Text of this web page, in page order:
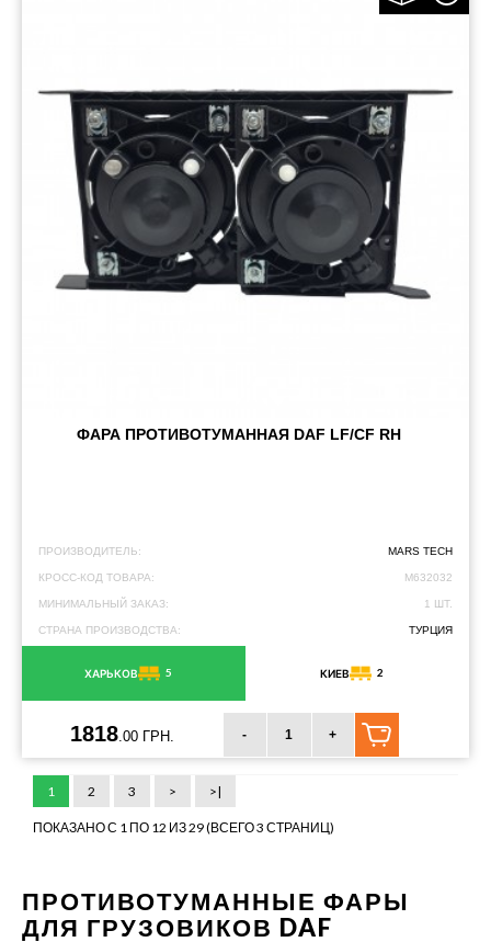
ФАРА ПРОТИВОТУМАННАЯ DAF LF/CF RH
ПРОИЗВОДИТЕЛЬ: MARS TECH
КРОСС-КОД ТОВАРА: M632032
МИНИМАЛЬНЫЙ ЗАКАЗ: 1 ШТ.
СТРАНА ПРОИЗВОДСТВА: ТУРЦИЯ
ХАРЬКОВ 5 КИЕВ 2
1818 .00 ГРН. - +
1 2 3 > >|
ПОКАЗАНО С 1 ПО 12 ИЗ 29 (ВСЕГО 3 СТРАНИЦ)
ПРОТИВОТУМАННЫЕ ФАРЫ
ДЛЯ ГРУЗОВИКОВ DAF